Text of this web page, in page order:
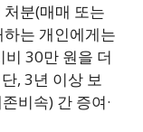
분(매매 또는
는 개인에게는
30만 원을 더
, 3년 이상 보
비속) 간 증여·